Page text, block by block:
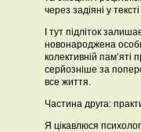
через задіяні у
І тут підліток
новонароджена
колективній пам’яті
серйозніше за
все життя.
Частина друга:
Я цікавлюся